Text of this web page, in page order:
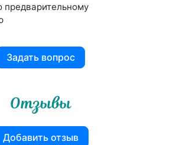
Задать вопрос
Отзывы
Добавить отзыв